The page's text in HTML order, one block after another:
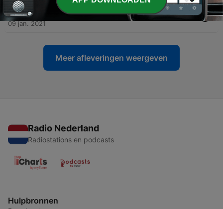
9 - Beeldmeditatie het Levenspad
09 jan. 2021
Meer afleveringen weergeven
Radio Nederland
Radiostations en podcasts
Hulpbronnen